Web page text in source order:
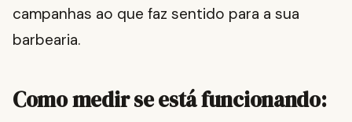
campanhas ao que faz sentido para a sua
barbearia.
Como medir se está funcionando: